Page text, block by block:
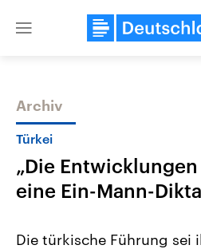
Close
Themen
Archiv
Türkei
„Die
eine Ein-Mann-
Die türkische Führung sei